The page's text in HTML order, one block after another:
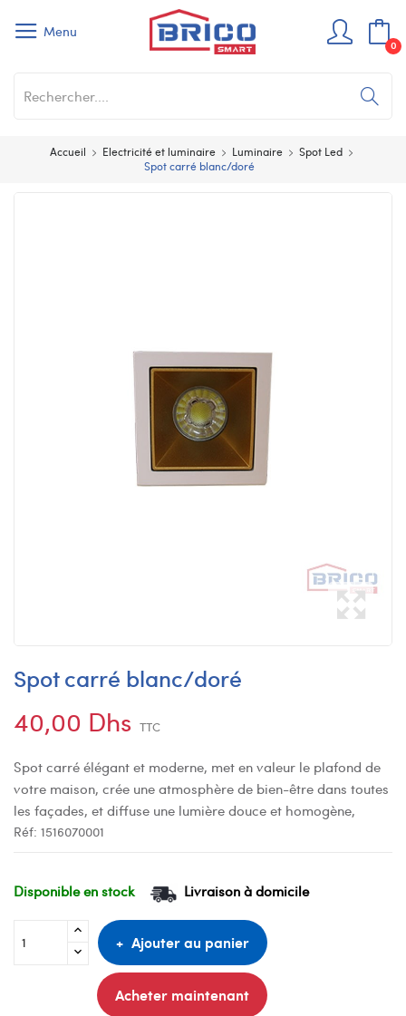
Menu
0
Accueil Electricité et luminaire Luminaire
Spot Led
Spot carré blanc/doré
Spot carré blanc/doré
40,00 Dhs TTC
Spot carré élégant et moderne, met en valeur le plafond de
votre maison, crée une atmosphère de bien-être dans toutes
les façades, et diffuse une lumière douce et homogène,
Réf: 1516070001
Disponible en stock Livraison à domicile
Ajouter au panier
Acheter maintenant